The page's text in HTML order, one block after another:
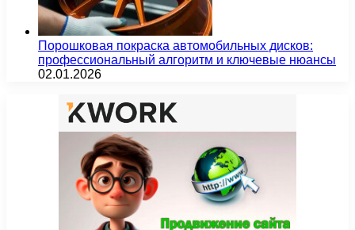
Порошковая покраска автомобильных дисков:
профессиональный алгоритм и ключевые нюансы
02.01.2026